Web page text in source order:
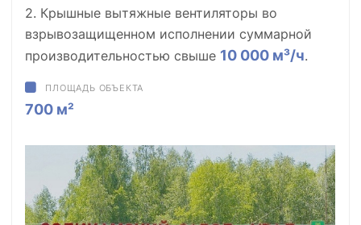
2. Крышные вытяжные вентиляторы во
взрывозащищенном исполнении суммарной
производительностью свыше 10 000 м³/ч.
ПЛОЩАДЬ ОБЪЕКТА
700 м²